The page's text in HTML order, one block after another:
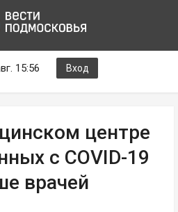
15:56 Вход
центре
с COVID-19
врачей